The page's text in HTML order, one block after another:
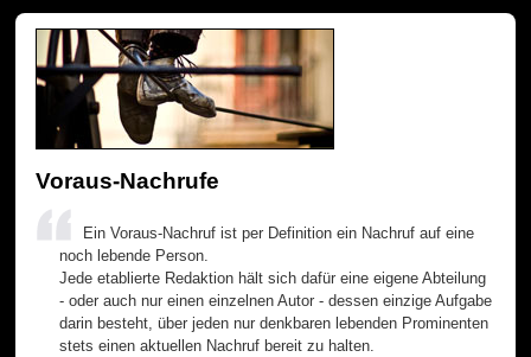
Voraus-Nachrufe
Ein Voraus-Nachruf ist per Definition ein Nachruf auf eine
noch lebende Person.
Jede etablierte Redaktion hält sich dafür eine eigene Abteilung
- oder auch nur einen einzelnen Autor - dessen einzige Aufgabe
darin besteht, über jeden nur denkbaren lebenden Prominenten
stets einen aktuellen Nachruf bereit zu halten.